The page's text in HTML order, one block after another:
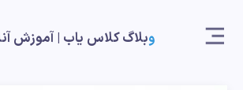
وبلاگ کلاس یاب |‌ آموزش